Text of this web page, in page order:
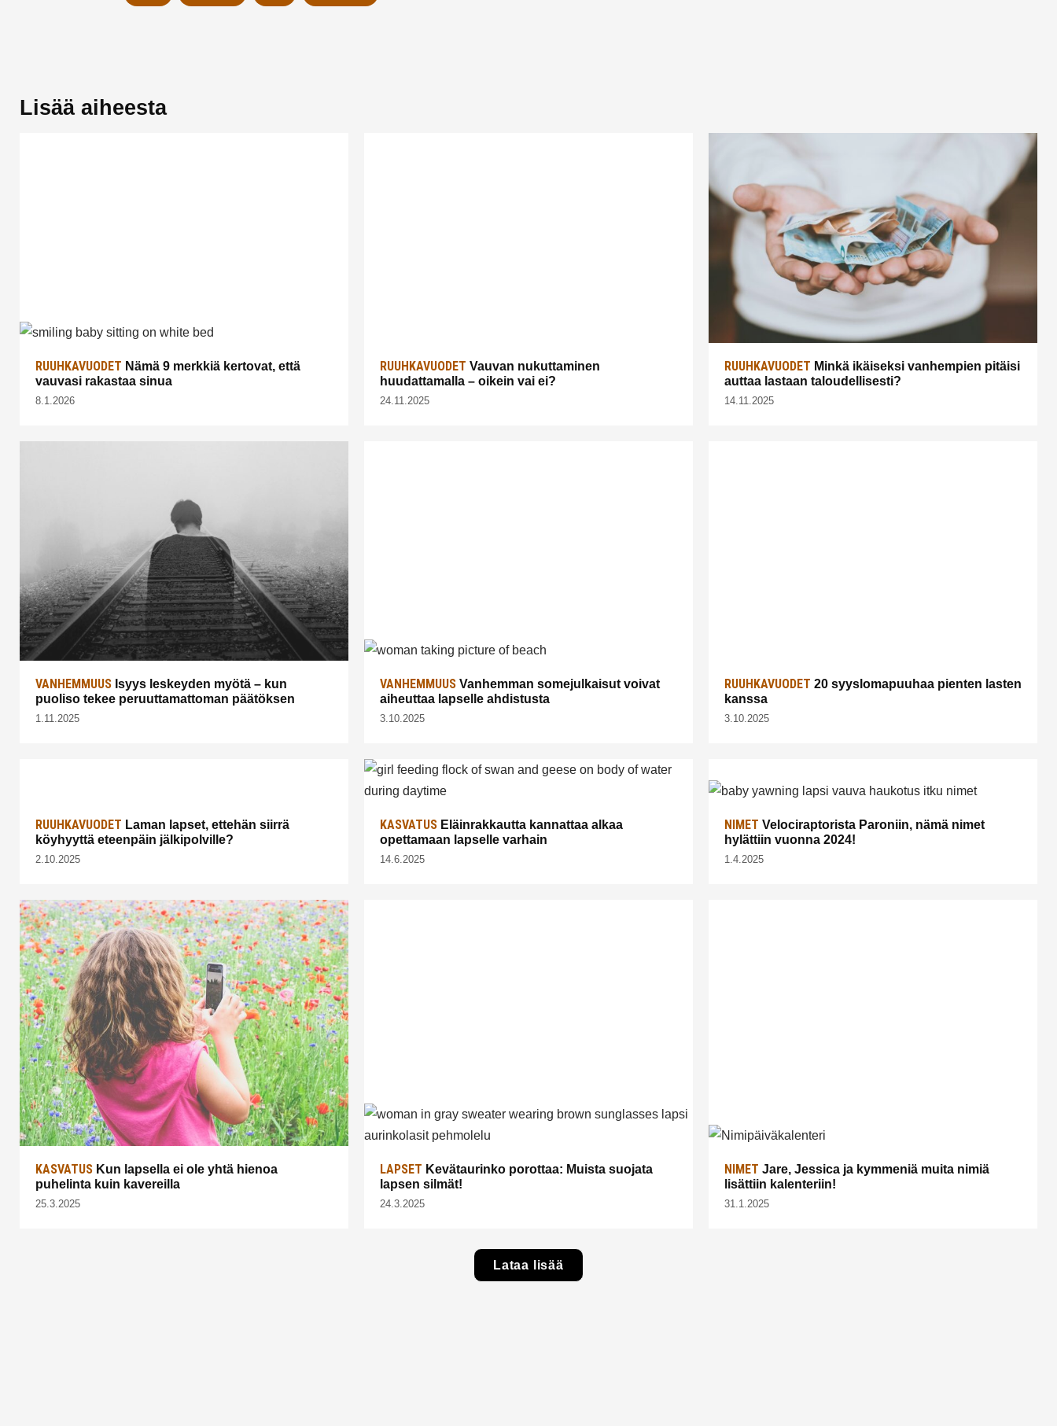
Lisää aiheesta
RUUHKAVUODET Nämä 9 merkkiä kertovat, että
vauvasi rakastaa sinua
8.1.2026
RUUHKAVUODET Vauvan nukuttaminen
huudattamalla – oikein vai ei?
24.11.2025
RUUHKAVUODET Minkä ikäiseksi vanhempien pitäisi
auttaa lastaan taloudellisesti?
14.11.2025
VANHEMMUUS Isyys leskeyden myötä – kun
puoliso tekee peruuttamattoman päätöksen
1.11.2025
VANHEMMUUS Vanhemman somejulkaisut voivat
aiheuttaa lapselle ahdistusta
3.10.2025
RUUHKAVUODET 20 syyslomapuuhaa pienten lasten
kanssa
3.10.2025
RUUHKAVUODET Laman lapset, ettehän siirrä
köyhyyttä eteenpäin jälkipolville?
2.10.2025
KASVATUS Eläinrakkautta kannattaa alkaa
opettamaan lapselle varhain
14.6.2025
NIMET Velociraptorista Paroniin, nämä nimet
hylättiin vuonna 2024!
1.4.2025
KASVATUS Kun lapsella ei ole yhtä hienoa
puhelinta kuin kavereilla
25.3.2025
LAPSET Kevätaurinko porottaa: Muista suojata
lapsen silmät!
24.3.2025
NIMET Jare, Jessica ja kymmeniä muita nimiä
lisättiin kalenteriin!
31.1.2025
Lataa lisää